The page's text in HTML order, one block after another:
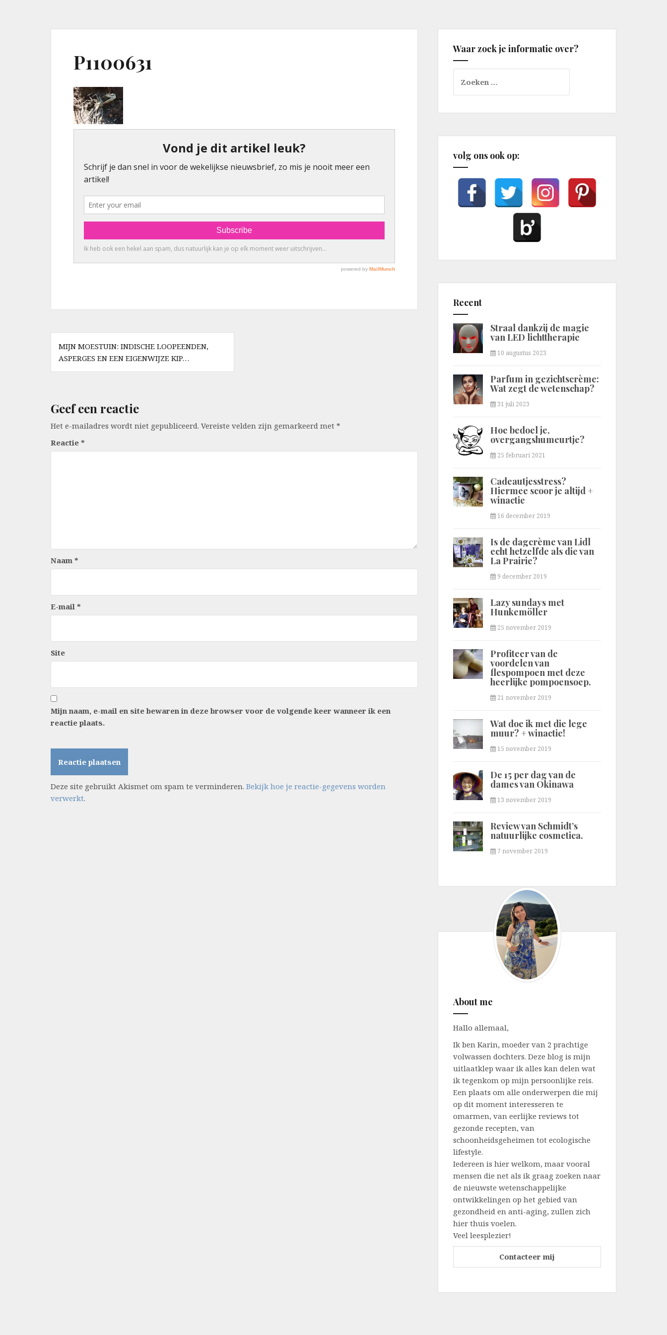
P1100631
Berichtnavigatie
MIJN MOESTUIN: INDISCHE LOOPEENDEN,
ASPERGES EN EEN EIGENWIJZE KIP…
Geef een reactie
Het e-mailadres wordt niet gepubliceerd. Vereiste velden zijn gemarkeerd met *
Reactie *
Naam *
E-mail *
Site
Mijn naam, e-mail en site bewaren in deze browser voor de volgende keer wanneer ik een
reactie plaats.
Deze site gebruikt Akismet om spam te verminderen. Bekijk hoe je reactie-gegevens worden
verwerkt.
Waar zoek je informatie over?
naar:
volg ons ook op:
Recent
Straal dankzij de magie
van LED lichttherapie
10 augustus 2023
Parfum in gezichtscrème:
Wat zegt de wetenschap?
31 juli 2023
Hoe bedoel je,
overgangshumeurtje?
25 februari 2021
Cadeautjesstress?
Hiermee scoor je altijd +
winactie
16 december 2019
Is de dagcrème van Lidl
echt hetzelfde als die van
La Prairie?
9 december 2019
Lazy sundays met
Hunkemöller
25 november 2019
Profiteer van de
voordelen van
flespompoen met deze
heerlijke pompoensoep.
21 november 2019
Wat doe ik met die lege
muur? + winactie!
15 november 2019
De 15 per dag van de
dames van Okinawa
13 november 2019
Review van Schmidt’s
natuurlijke cosmetica.
7 november 2019
About me
Hallo allemaal,
Ik ben Karin, moeder van 2 prachtige
volwassen dochters. Deze blog is mijn
uitlaatklep waar ik alles kan delen wat
ik tegenkom op mijn persoonlijke reis.
Een plaats om alle onderwerpen die mij
op dit moment interesseren te
omarmen, van eerlijke reviews tot
gezonde recepten, van
schoonheidsgeheimen tot ecologische
lifestyle.
Iedereen is hier welkom, maar vooral
mensen die net als ik graag zoeken naar
de nieuwste wetenschappelijke
ontwikkelingen op het gebied van
gezondheid en anti-aging, zullen zich
hier thuis voelen.
Veel leesplezier!
Contacteer mij